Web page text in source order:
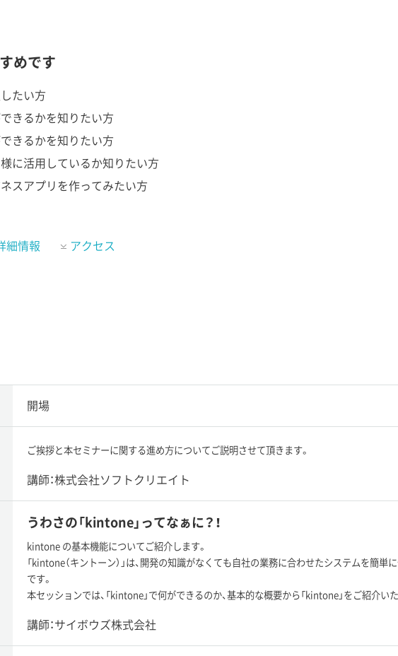
めです
たい方
きるかを知りたい方
きるかを知りたい方
に活用しているか知りたい方
スアプリを作ってみたい方
細情報 アクセス
開場
ご挨拶と本セミナーに関する進め方についてご説明させて頂きます。
講師：株式会社ソフトクリエイト
うわさの「kintone」ってなぁに？！
kintone の基本機能についてご紹介します。
「kintone（キントーン）」は、開発の知識がなくても自社の業務に合わせたシステムを簡
です。
本セッションでは、「kintone」で何ができるのか、基本的な概要から「kintone」をご紹介いた
講師：サイボウズ株式会社